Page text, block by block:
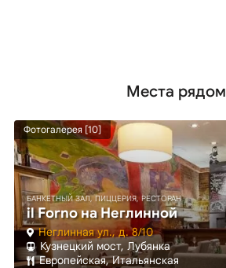
Места рядом
Фотогалерея [10]
БАНКЕТНЫЙ ЗАЛ, ПИЦЦЕРИЯ, РЕСТОРАН
il Forno на Неглинной
Неглинная ул., д. 8/10
Кузнецкий мост, Лубянка
Европейская, Итальянская